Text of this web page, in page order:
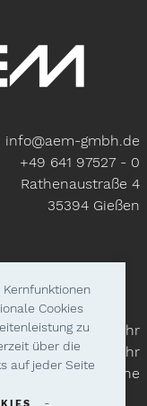
Cookies
zu
über die
auf jeder Seite
-
info@aem-gmbh.de
+49 641 97527 - 0
Rathenaustraße 4
35394 Gießen
9.30 Uhr - 18.00 Uhr
9.30 Uhr - 14.00 Uhr
Nach Absprache